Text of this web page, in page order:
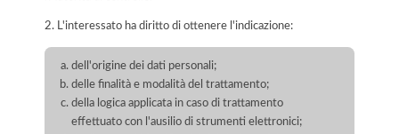
2. L'interessato ha diritto di ottenere l'indicazione:
dell'origine dei dati personali;
delle finalità e modalità del trattamento;
della logica applicata in caso di trattamento
effettuato con l'ausilio di strumenti elettronici;